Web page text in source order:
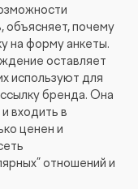
объясняет, почему
на форму анкеты.
оставляет
используют для
бренда. Она
входить в
ценен и
отношений и